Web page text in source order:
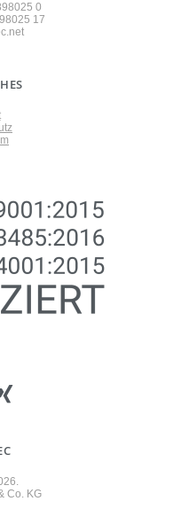
Co. KG
0
17